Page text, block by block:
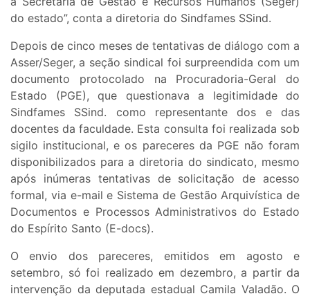
do estado”, conta a diretoria do Sindfames SSind.
Depois de cinco meses de tentativas de diálogo com a
Asser/Seger, a seção sindical foi surpreendida com um
documento protocolado na Procuradoria-Geral do
Estado (PGE), que questionava a legitimidade do
Sindfames SSind. como representante dos e das
docentes da faculdade. Esta consulta foi realizada sob
sigilo institucional, e os pareceres da PGE não foram
disponibilizados para a diretoria do sindicato, mesmo
após inúmeras tentativas de solicitação de acesso
formal, via e-mail e Sistema de Gestão Arquivística de
Documentos e Processos Administrativos do Estado
do Espírito Santo (E-docs).
O envio dos pareceres, emitidos em agosto e
setembro, só foi realizado em dezembro, a partir da
intervenção da deputada estadual Camila Valadão. O